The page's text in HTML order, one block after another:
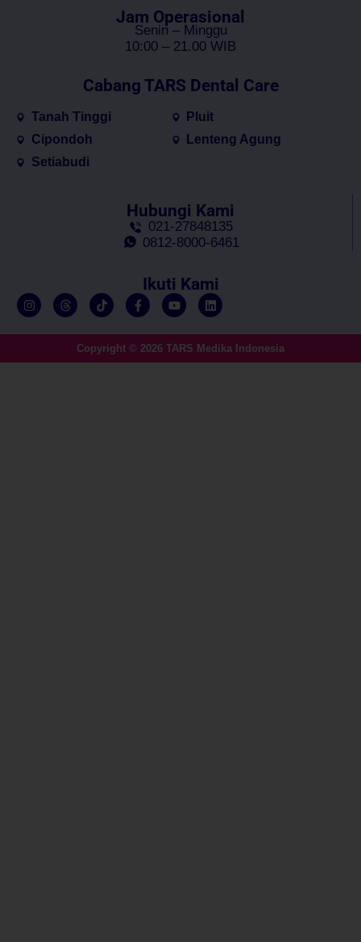
Jam Operasional
Senin – Minggu
10:00 – 21.00 WIB
Cabang TARS Dental Care
Tanah Tinggi
Cipondoh
Setiabudi
Pluit
Lenteng Agung
Hubungi Kami
021-27848135
0812-8000-6461
Ikuti Kami
Copyright © 2026 TARS Medika Indonesia